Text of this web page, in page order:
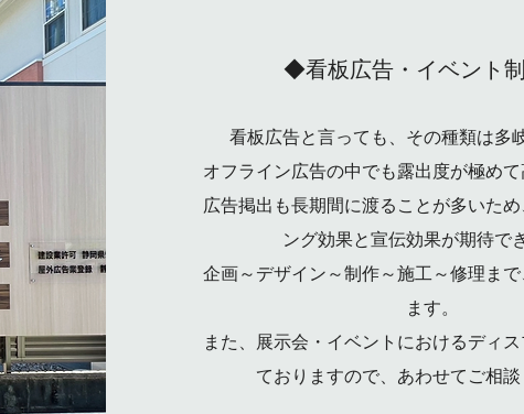
◆看板広告・イベント
看板広告と言っても、その種類は多
オフライン広告の中でも露出度が極めて
広告掲出も長期間に渡ることが多いた
ング効果と宣伝効果が期待で
企画～デザイン～制作～施工～修理ま
ます。
また、展示会・イベントにおけるディ
ておりますので、あわせてご相談